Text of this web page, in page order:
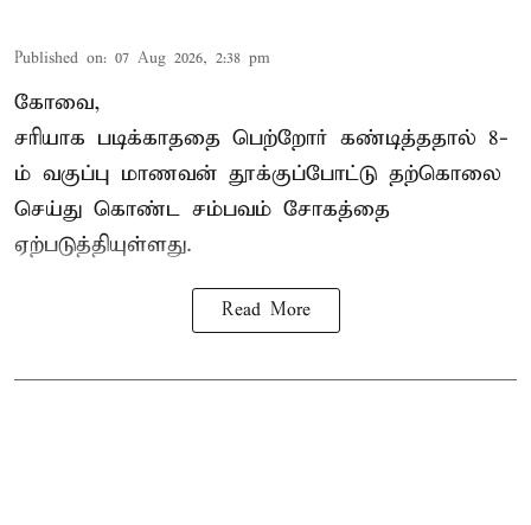
Published on: 07 Aug 2026, 2:38 pm
கோவை,
சரியாக படிக்காததை பெற்றோர் கண்டித்ததால் 8-
ம் வகுப்பு மாணவன் தூக்குப்போட்டு தற்கொலை
செய்து கொண்ட சம்பவம் சோகத்தை
ஏற்படுத்தியுள்ளது.
Read More